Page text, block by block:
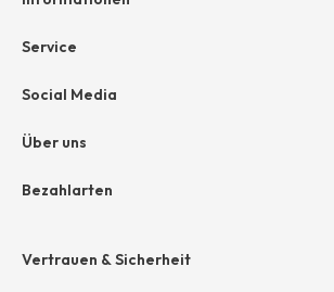
Hilfe & Kontakt
Retoure
AGB
Datenschutz
Service
Geschenkgutscheine
Größentabelle
Social Media
Über uns
Unternehmen
Bezahlarten
Amazon Pay
Vertrauen & Sicherheit